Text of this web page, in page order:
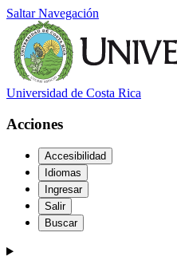
Saltar Navegación
Universidad de Costa Rica
Acciones
Accesibilidad
Idiomas
Ingresar
Salir
Buscar